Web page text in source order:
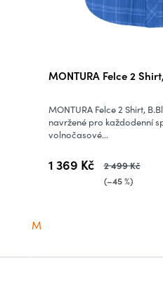
MONTURA Felce 2
1 369 Kč 2 499 Kč
(–45 %)
MONTURA Felce 2 Shirt,
navržené pro každodenní
volnočasové...
M